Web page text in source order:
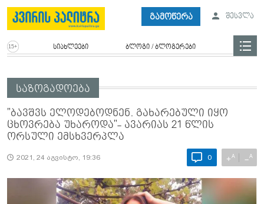
გამოწერა შესვლა
სიახლეები ბლოგი / ბლოგერები
საზოგადოება
"ბავ­შვს ელო­დე­ბოდ­ნენ. გა­ხა­რე­ბუ­ლი იყო
ცხოვ­რე­ბა უხა­რო­და"- ავარიას 21 წლის
ორსული ემსხვერპლა
2021, 24 აგვისტო, 19:36 0 +A −A